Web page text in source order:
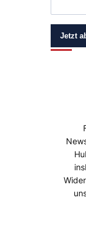
Jetzt